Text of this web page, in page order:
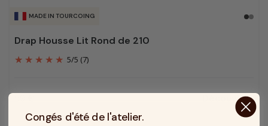
MADE IN TOURCOING
Drap Housse Lit Rond de 210
5/5 (7)
Découvrir
Congés d'été de l'atelier.